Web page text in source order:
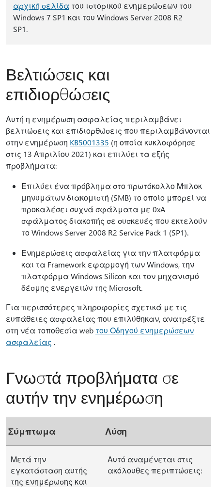
αρχική σελίδα του ιστορικού ενημερώσεων του
Windows 7 SP1 και του Windows Server 2008 R2
SP1.
Βελτιώσεις και
επιδιορθώσεις
Αυτή η ενημέρωση ασφαλείας περιλαμβάνει
βελτιώσεις και επιδιορθώσεις που περιλαμβάνονται
στην ενημέρωση KB5001335 (η οποία κυκλοφόρησε
στις 13 Απριλίου 2021) και επιλύει τα εξής
προβλήματα:
Επιλύει ένα πρόβλημα στο πρωτόκολλο Μπλοκ
μηνυμάτων διακομιστή (SMB) το οποίο μπορεί να
προκαλέσει συχνά σφάλματα με 0xA
σφάλματος διακοπής σε συσκευές που εκτελούν
το Windows Server 2008 R2 Service Pack 1 (SP1).
Ενημερώσεις ασφαλείας για την πλατφόρμα
και τα Framework εφαρμογή των Windows, την
πλατφόρμα Windows Silicon και τον μηχανισμό
δέσμης ενεργειών της Microsoft.
Για περισσότερες πληροφορίες σχετικά με τις
ευπάθειες ασφαλείας που επιλύθηκαν, ανατρέξτε
στη νέα τοποθεσία web του Οδηγού ενημερώσεων
ασφαλείας .
Γνωστά προβλήματα σε
αυτήν την ενημέρωση
Σύμπτωμα Λύση
Μετά την
εγκατάσταση αυτής
της ενημέρωσης και
Αυτό αναμένεται στις
ακόλουθες περιπτώσεις: